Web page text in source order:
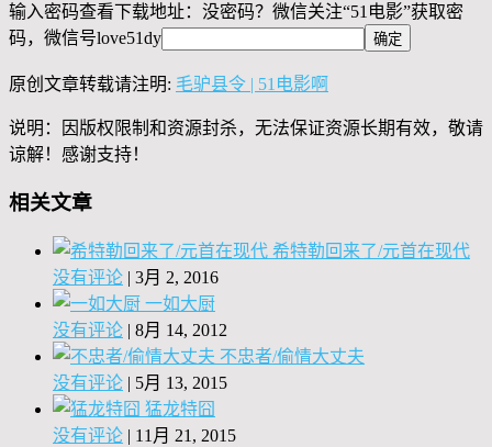
输入密码查看下载地址：没密码？微信关注“51电影”获取密
码，微信号love51dy
原创文章转载请注明: 毛驴县令 | 51电影啊
说明：因版权限制和资源封杀，无法保证资源长期有效，敬请
谅解！感谢支持！
相关文章
希特勒回来了/元首在现代
没有评论 | 3月 2, 2016
一如大厨
没有评论 | 8月 14, 2012
不忠者/偷情大丈夫
没有评论 | 5月 13, 2015
猛龙特囧
没有评论 | 11月 21, 2015